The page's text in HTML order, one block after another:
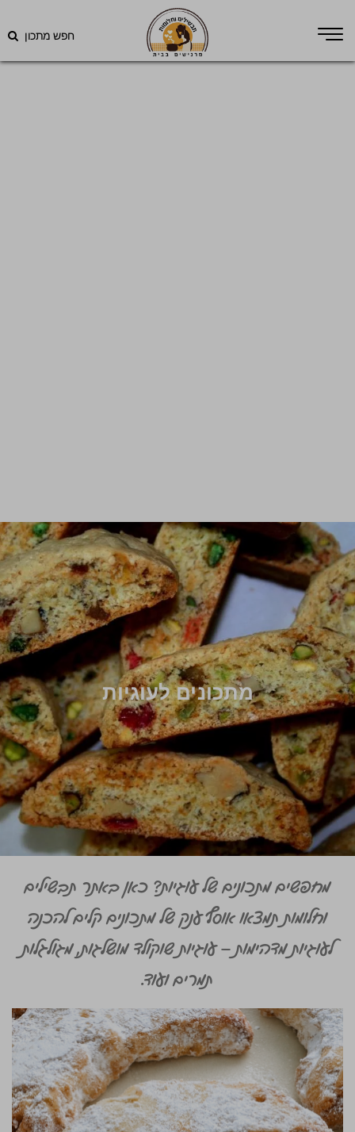
חפש מתכון
מתכונים לעוגיות
מחפשים מתכונים של עוגיות? כאן באתר תבשילים
וחלומות תמצאו אוסף ענק של מתכונים קלים להכנה
לעוגיות מדהימות – עוגיות שוקולד מושלגות, מגולגלות
תמרים ועוד.